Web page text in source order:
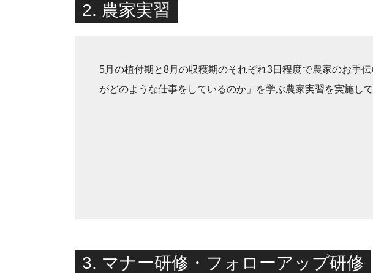
2. 農家実習
5月の植付期と8月の収穫期のそれぞれ3日程度で農家のお手伝
がどのような仕事をしているのか」を学ぶ農家実習を実施して
3. マナー研修・フォローアップ研修